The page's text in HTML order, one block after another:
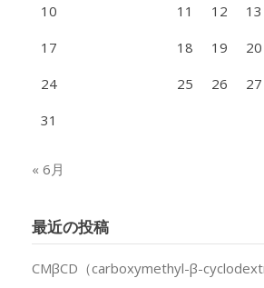
10
11 12 13
17
18 19 20
24
25 26 27
31
« 6月
最近の投稿
CMβCD（carboxymethyl-β-